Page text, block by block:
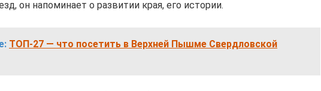
он напоминает о развитии края, его истории.
ТОП-27 — что посетить в Верхней Пышме Свердловской